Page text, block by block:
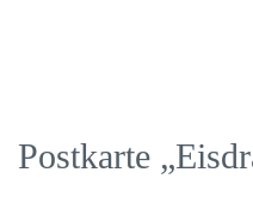
Postkarte